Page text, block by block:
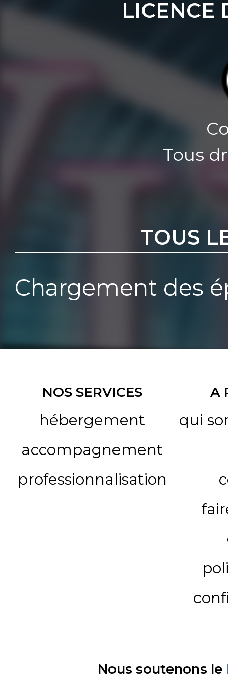
LICENCE
Tous
TOUS
Chargement des
NOS SERVICES
hébergement
accompagnement
professionnalisation
A
qui